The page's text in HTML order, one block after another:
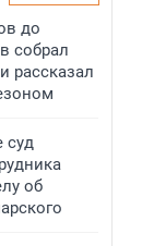
до
собрал
рассказал
суд
об